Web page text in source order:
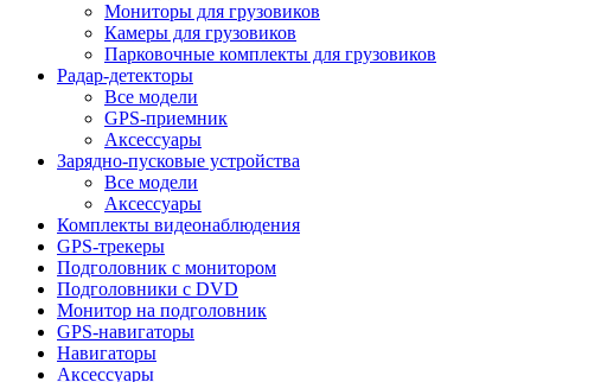
Мониторы для грузовиков
Камеры для грузовиков
Парковочные комплекты для грузовиков
Радар-детекторы
Все модели
GPS-приемник
Аксессуары
Зарядно-пусковые устройства
Все модели
Аксессуары
Комплекты видеонаблюдения
GPS-трекеры
Подголовник с монитором
Подголовники с DVD
Монитор на подголовник
GPS-навигаторы
Навигаторы
Аксессуары